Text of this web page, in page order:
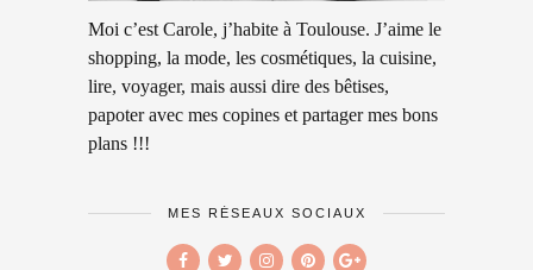
Moi c’est Carole, j’habite à Toulouse. J’aime le
shopping, la mode, les cosmétiques, la cuisine,
lire, voyager, mais aussi dire des bêtises,
papoter avec mes copines et partager mes bons
plans !!!
MES RÉSEAUX SOCIAUX